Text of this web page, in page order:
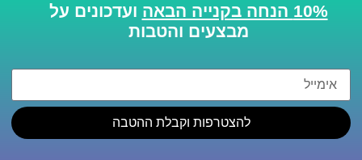
10% הנחה בקנייה הבאה
ועדכונים על
מבצעים והטבות
להצטרפות וקבלת ההטבה